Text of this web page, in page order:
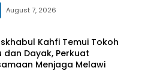
August 7, 2026
Kahfi Temui Tokoh
dan Dayak, Perkuat
Menjaga Melawi